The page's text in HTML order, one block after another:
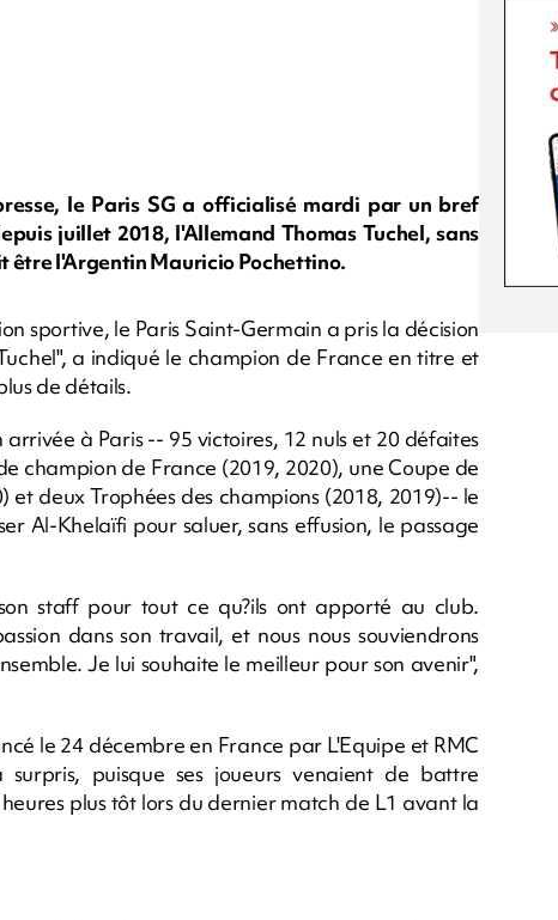
le Paris SG a officialisé mardi par un bref
juillet 2018, l'Allemand Thomas Tuchel, sans
être l'Argentin Mauricio Pochettino.
sportive, le Paris Saint-Germain a pris la décision
a indiqué le champion de France en titre et
de détails.
à Paris -- 95 victoires, 12 nuls et 20 défaites
champion de France (2019, 2020), une Coupe de
deux Trophées des champions (2018, 2019)-- le
Al-Khelaïfi pour saluer, sans effusion, le passage
staff pour tout ce qu?ils ont apporté au club.
dans son travail, et nous nous souviendrons
Je lui souhaite le meilleur pour son avenir",
le 24 décembre en France par L'Equipe et RMC
puisque ses joueurs venaient de battre
plus tôt lors du dernier match de L1 avant la